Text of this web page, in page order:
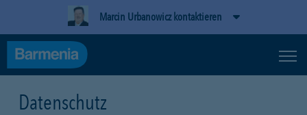
Marcin Urbanowicz kontaktieren
Datenschutz